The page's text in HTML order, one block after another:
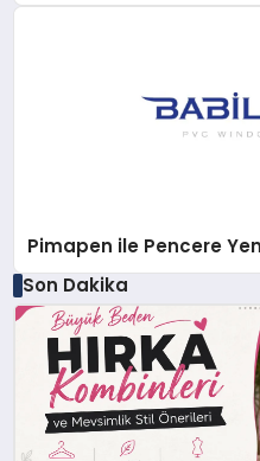
Pimapen ile Pencere
Son Dakika